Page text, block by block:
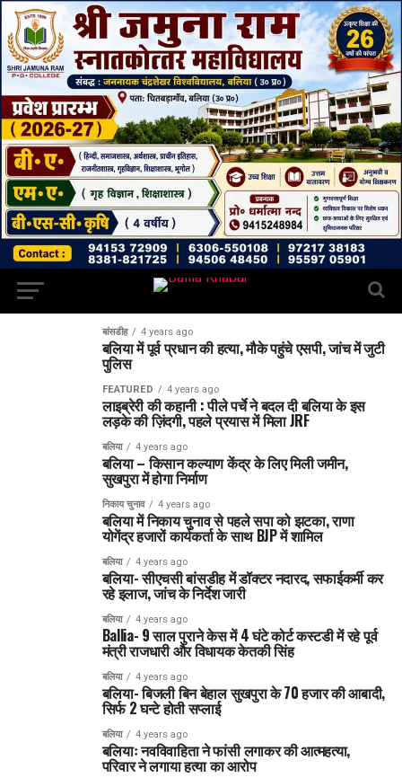
बांसडीह 4 years ago
बलिया में पूर्व प्रधान की हत्या, मौके पहुंचे एसपी, जांच में जुटी
पुलिस
FEATURED 4 years ago
लाइब्रेरी की कहानी : पीले पर्चे ने बदल दी बलिया के इस
लड़के की ज़िंदगी, पहले प्रयास में मिला JRF
बलिया 4 years ago
बलिया – किसान कल्याण केंद्र के लिए मिली जमीन,
सुखपुरा में होगा निर्माण
निकाय चुनाव 4 years ago
बलिया में निकाय चुनाव से पहले सपा को झटका, राणा
योगेंद्र हजारों कार्यकर्ता के साथ BJP में शामिल
बलिया 4 years ago
बलिया- सीएचसी बांसडीह में डॉक्टर नदारद, सफाईकर्मी कर
रहे इलाज, जांच के निर्देश जारी
बलिया 4 years ago
Ballia- 9 साल पुराने केस में 4 घंटे कोर्ट कस्टडी में रहे पूर्व
मंत्री राजधारी और विधायक केतकी सिंह
बलिया 4 years ago
बलिया- बिजली बिन बेहाल सुखपुरा के 70 हजार की आबादी,
सिर्फ 2 घन्टे होती सप्लाई
बलिया 4 years ago
बलियाः नवविवाहिता ने फांसी लगाकर की आत्महत्या,
परिवार ने लगाया हत्या का आरोप